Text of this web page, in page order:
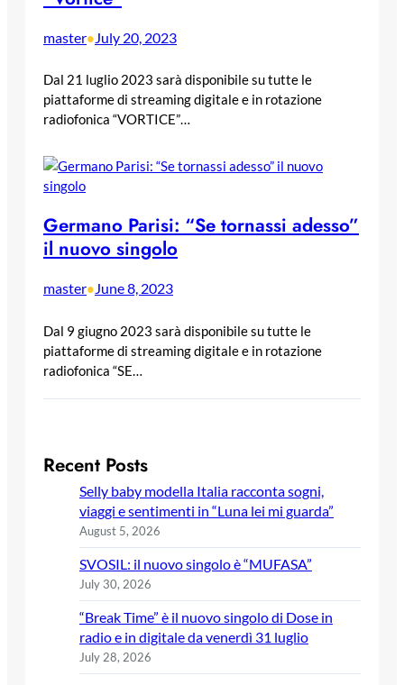
master• July 20, 2023
Dal 21 luglio 2023 sarà disponibile su tutte le
piattaforme di streaming digitale e in rotazione
radiofonica “VORTICE”…
Germano Parisi: “Se tornassi adesso”
il nuovo singolo
master•June 8, 2023
Dal 9 giugno 2023 sarà disponibile su tutte le
piattaforme di streaming digitale e in rotazione
radiofonica “SE…
Recent Posts
Selly baby modella Italia racconta sogni,
viaggi e sentimenti in “Luna lei mi guarda”
August 5, 2026
SVOSIL: il nuovo singolo è “MUFASA”
July 30, 2026
“Break Time” è il nuovo singolo di Dose in
radio e in digitale da venerdì 31 luglio
July 28, 2026